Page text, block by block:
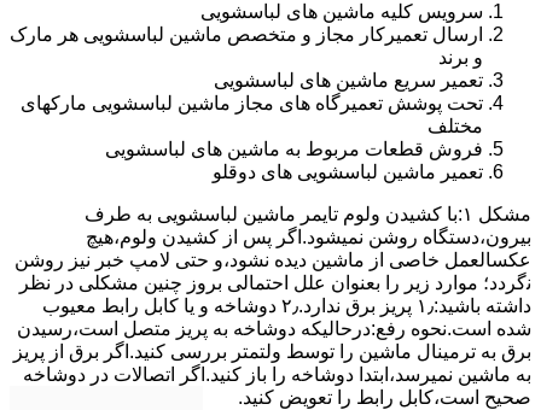
سرویس کلیه ماشین های لباسشویی
ارسال تعمیرکار مجاز و متخصص ماشین لباسشویی هر مارک
و برند
تعمیر سریع ماشین های لباسشویی
تحت پوشش تعمیرگاه های مجاز ماشین لباسشویی مارکهای
مختلف
فروش قطعات مربوط به ماشین های لباسشویی
تعمیر ماشین لباسشویی های دوقلو
مشکل ۱:ﺑﺎ ﮐﺸﯿﺪن وﻟﻮم ﺗﺎﯾﻤﺮ ماشین لباسشویی به طرف
ﺑﯿﺮون،دستگاه روﺷﻦ نمیشود.اﮔﺮ ﭘﺲ از ﮐﺸﯿﺪن وﻟﻮم،ﻫﯿﭻ
عکسالعمل ﺧﺎﺻﯽ از ﻣﺎﺷﯿﻦ دﯾﺪه نشود،و حتی ﻻﻣﭗ ﺧﺒﺮ ﻧﯿﺰ روﺷﻦ
ﻧگردد؛ موارد زیر را بعنوان ﻋﻠﻞ احتمالی بروز چنین مشکلی در نظر
داشته باشید:۱٫ ﭘﺮﯾﺰ ﺑﺮق ﻧﺪارد.۲٫ دوﺷﺎﺧﻪ و ﯾﺎ ﮐﺎﺑﻞ راﺑﻂ ﻣﻌﯿﻮب
ﺷﺪه است.نحوه رفع:درحالیکه دوﺷﺎﺧﻪ ﺑﻪ ﭘﺮﯾﺰ ﻣﺘﺼﻞ اﺳﺖ،رﺳﯿﺪن
ﺑﺮق ﺑﻪ ﺗﺮﻣﯿﻨﺎل ﻣﺎﺷﯿﻦ را ﺗﻮﺳﻂ ولتمتر بررسی ﮐﻨﯿﺪ.اﮔﺮ ﺑﺮق از ﭘﺮﯾﺰ
ﺑﻪ ﻣﺎﺷﯿﻦ نمیرسد،اﺑﺘﺪا دوشاخه را باز کنید.اﮔﺮ اﺗﺼﺎﻻت در دوشاخه
ﺻﺤﯿﺢ اﺳﺖ،ﮐﺎﺑﻞ راﺑﻂ را ﺗﻌﻮﯾﺾ کنید.